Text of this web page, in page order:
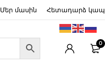
Մեր մասին Հետադարձ կապ
0